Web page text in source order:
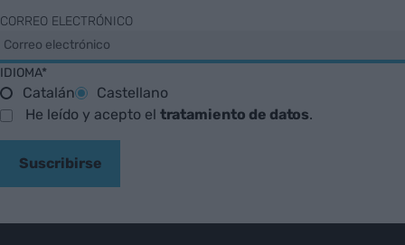
CORREO ELECTRÓNICO
IDIOMA*
Catalán
Castellano
He leído y acepto el tratamiento de datos.
Suscribirse